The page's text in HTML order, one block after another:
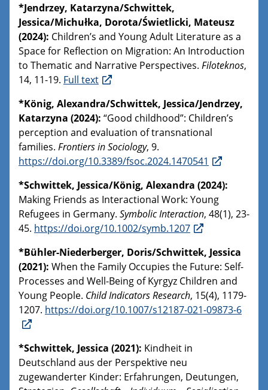
*Jendrzey, Katarzyna/Schwittek,
Jessica/Michułka, Dorota/Świetlicki, Mateusz
(2024): Children’s and Young Adult Literature as a
Space for Reflection on Migration: An Introduction
to Thematic and Narrative Perspectives. Filoteknos,
14, 11-19. Full text
*König, Alexandra/Schwittek, Jessica/Jendrzey,
Katarzyna (2024): “Good childhood”: Children’s
perception and evaluation of transnational
families. Frontiers in Sociology, 9.
https://doi.org/10.3389/fsoc.2024.1470541
*Schwittek, Jessica/König, Alexandra (2024):
Making Friends as Interactional Work: Young
Refugees in Germany. Symbolic Interaction, 48(1), 23-
45. https://doi.org/10.1002/symb.1207
*Bühler-Niederberger, Doris/Schwittek, Jessica
(2021): When the Family Occupies the Future: Self-
Processes and Well-Being of Kyrgyz Children and
Young People. Child Indicators Research, 15(4), 1179-
1207. https://doi.org/10.1007/s12187-021-09873-6
*Schwittek, Jessica (2021): Kindheit in
Deutschland aus der Perspektive neu
zugewanderter Kinder: Erfahrungen, Deutungen,